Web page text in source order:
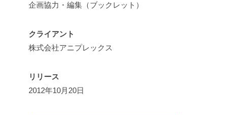
企画協力・編集（ブックレット）
クライアント
株式会社アニプレックス
リリース
2012年10月20日